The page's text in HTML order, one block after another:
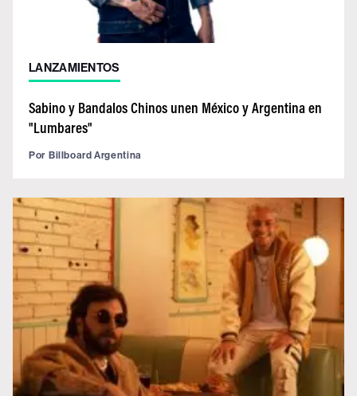
LANZAMIENTOS
Sabino y Bandalos Chinos unen México y Argentina en
"Lumbares"
Por Billboard Argentina